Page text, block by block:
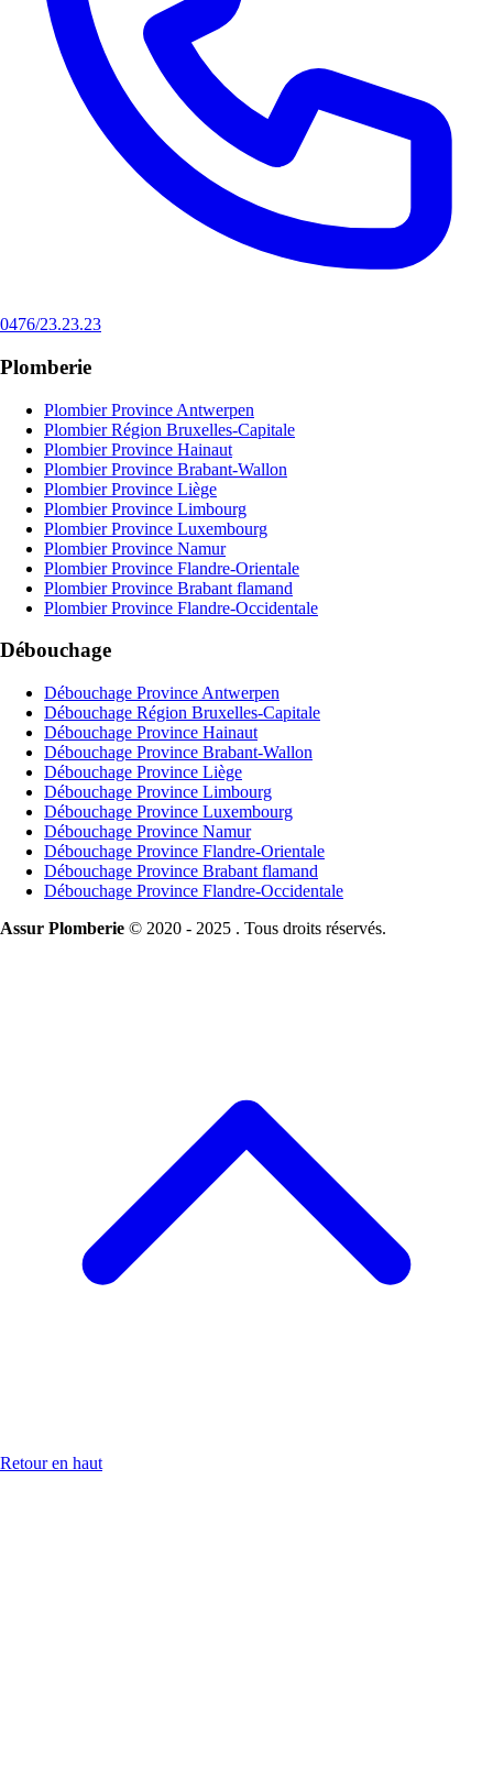
0476/23.23.23
Plomberie
Plombier Province Antwerpen
Plombier Région Bruxelles-Capitale
Plombier Province Hainaut
Plombier Province Brabant-Wallon
Plombier Province Liège
Plombier Province Limbourg
Plombier Province Luxembourg
Plombier Province Namur
Plombier Province Flandre-Orientale
Plombier Province Brabant flamand
Plombier Province Flandre-Occidentale
Débouchage
Débouchage Province Antwerpen
Débouchage Région Bruxelles-Capitale
Débouchage Province Hainaut
Débouchage Province Brabant-Wallon
Débouchage Province Liège
Débouchage Province Limbourg
Débouchage Province Luxembourg
Débouchage Province Namur
Débouchage Province Flandre-Orientale
Débouchage Province Brabant flamand
Débouchage Province Flandre-Occidentale
Assur Plomberie © 2020 - 2025 . Tous droits réservés.
Retour en haut